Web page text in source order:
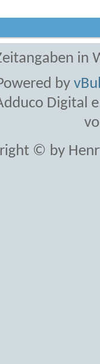
in
by
Digital
© by